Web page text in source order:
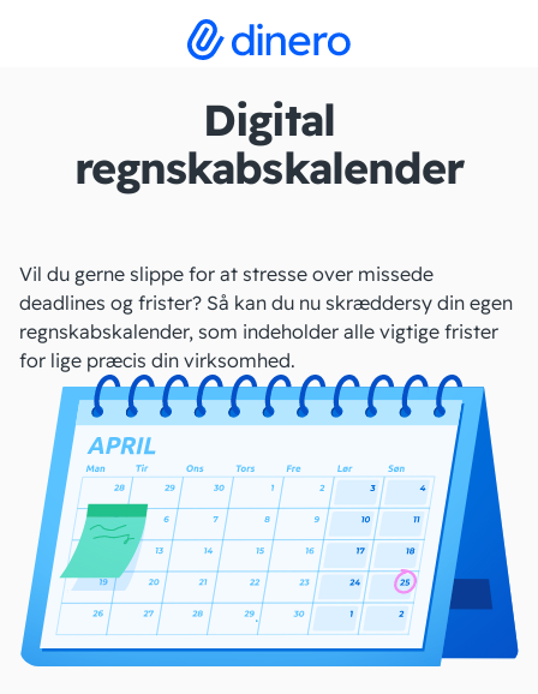
Digital
regnskabskalender
Vil du gerne slippe for at stresse over missede
deadlines og frister? Så kan du nu skræddersy din egen
regnskabskalender, som indeholder alle vigtige frister
for lige præcis din virksomhed.